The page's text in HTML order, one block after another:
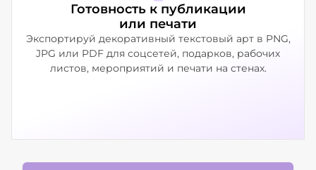
Готовность к публикации
или печати
Экспортируй декоративный текстовый арт в PNG,
JPG или PDF для соцсетей, подарков, рабочих
листов, мероприятий и печати на стенах.